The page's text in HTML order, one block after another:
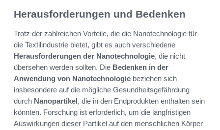
Herausforderungen und Bedenken
Trotz der zahlreichen Vorteile, die die Nanotechnologie für
die Textilindustrie bietet, gibt es auch verschiedene
Herausforderungen der Nanotechnologie, die nicht
übersehen werden sollten. Die Bedenken in der
Anwendung von Nanotechnologie beziehen sich
insbesondere auf die mögliche Gesundheitsgefährdung
durch Nanopartikel, die in den Endprodukten enthalten sein
könnten. Forschung ist erforderlich, um die langfristigen
Auswirkungen dieser Partikel auf den menschlichen Körper